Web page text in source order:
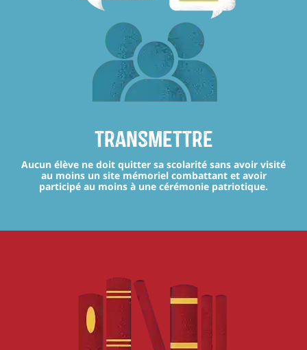
transmettre
Aucun élève ne doit quitter sa scolarité sans avoir visité
au moins un site mémoriel combattant et avoir
participé au moins à une cérémonie patriotique.